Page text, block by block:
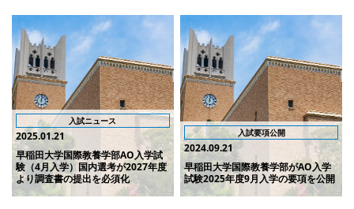
入試ニュース
2025.01.21
早稲田大学国際教養学部AO入学試
験（4月入学）国内選考が2027年度
より調査書の提出を必須化
入試要項公開
2024.09.21
早稲田大学国際教養学部がAO入学
試験2025年度9月入学の要項を公開